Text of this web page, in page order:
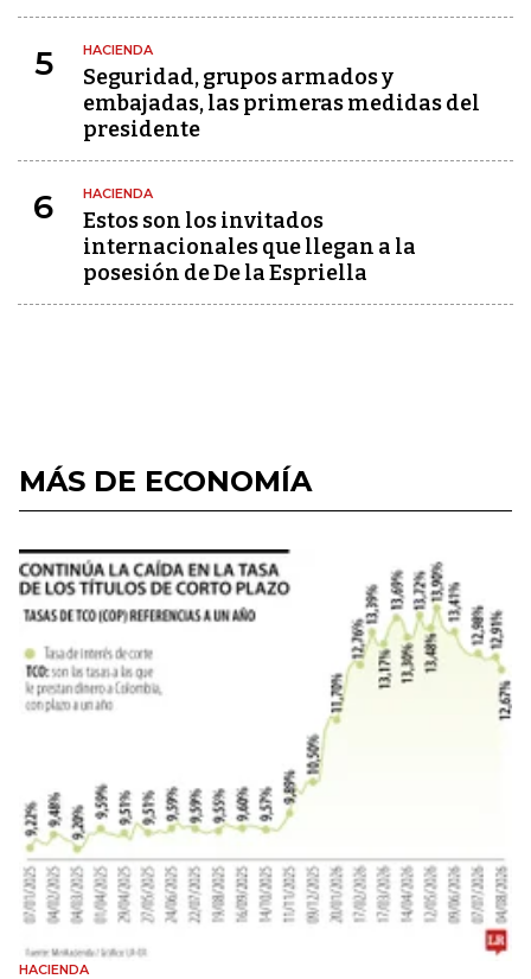
5 HACIENDA
Seguridad, grupos armados y
embajadas, las primeras medidas del
presidente
6 HACIENDA
Estos son los invitados
internacionales que llegan a la
posesión de De la Espriella
MÁS DE ECONOMÍA
HACIENDA